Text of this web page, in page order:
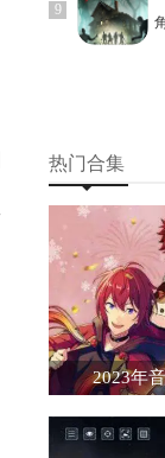
热门合集
2023年